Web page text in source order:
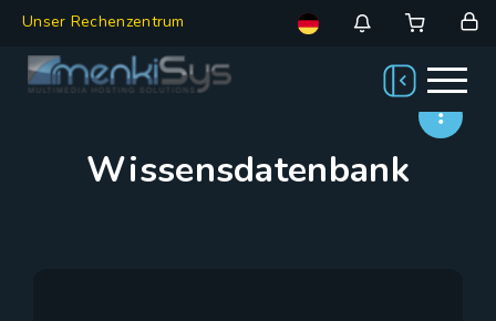
Unser Rechenzentrum
Wissensdatenbank